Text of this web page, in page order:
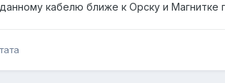
кабелю ближе к Орску и